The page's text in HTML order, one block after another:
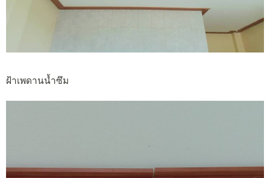
ฝ้าเพดานน้ำซึม